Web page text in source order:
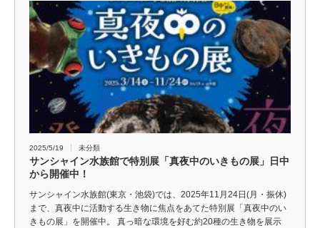
2025/5/19 未分類
サンシャイン水族館で特別展「真夜中のいきもの展」日中
から開催中！
サンシャイン水族館(東京・池袋)では、2025年11月24日(月・振休)
まで、真夜中に活動する生き物に焦点をあてた特別展「真夜中のい
きもの展」を開催中。 真っ暗な環境を好む約20種の生き物を展示